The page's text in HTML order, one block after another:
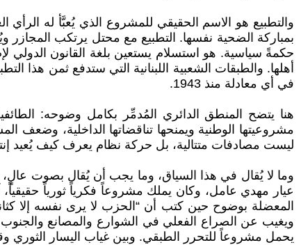
والتطبيع هو الاسم الحقيقي للمشروع الذي يُعبَّأ له الرأي
بمباركة الضحية نفسها. التطبيع مع محتل يرتكب المجازر
حكمةً سياسية. هو استسلام يستعين بلغة القانون الدولي
أهلها. والطبقات الشعبية اللبنانية التي ستدفع ثمن هذا
في أي معادلة منذ 1943.
هنا يتضح المنطق الدائري المُدمِّر بكامل وضوحه:
مشروعيتها الوطنية ويمنحها تناقضاتها الداخلية، وضعف
ليست مصادفات متتالية، بل حركة نظام يعرف كيف يُعيد
وما لا يُقال في هذا السياق، وما يجب أن يُقال بصوت عالٍ،
عيار مهدي عامل، وكان يملك مشروعاً فكرياً ثورياً
المعضلة بوضوح حين كتب أن “الحزب لا يرى نفسه إلا
ويغيب عن الصراع الفعلي في الشوارع والمصانع والجنوب
يحمل مشروعاً للتحرر الطبقي. وبين غياب اليسار الثوري